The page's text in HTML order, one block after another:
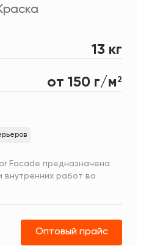
13 кг
от 150 г/м 2
Facade предназначена
внутренних работ во
Оптовый прайс